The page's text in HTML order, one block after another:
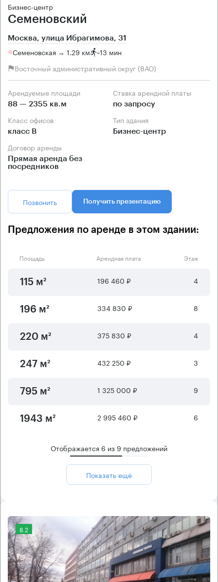
Бизнес-центр
Семеновский
Москва, улица Ибрагимова, 31
Семеновская → 1.29 км ~13 мин
Восточный административный округ (ВАО)
Арендуемые площади
88 — 2355 кв.м
Ставка арендной платы
по запросу
Класс офисов
класс B
Тип здания
Бизнес-центр
Договор аренды
Прямая аренда без
посредников
Позвонить Получить презентацию
Предложения по аренде в этом здании:
Площадь Арендная плата Этаж
115 м² 196 460 ₽ 4
196 м² 334 830 ₽ 8
220 м² 375 830 ₽ 4
247 м² 432 250 ₽ 3
795 м² 1 325 000 ₽ 9
1943 м² 2 995 460 ₽ 6
Отображается 6 из 9 предложений
Показать ещё
8.2